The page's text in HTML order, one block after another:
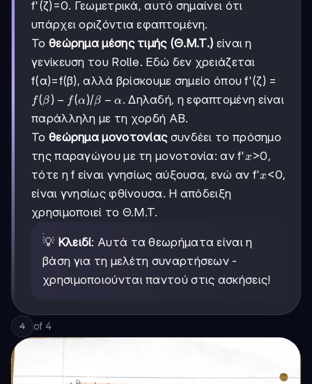
f'(ζ)=0. Γεωμετρικά, αυτό σημαίνει ότι
υπάρχει οριζόντια εφαπτομένη.
Το θεώρημα μέσης τιμής (Θ.Μ.Τ.) είναι η
γενίκευση του Rolle. Εδώ δεν χρειάζεται
f(α)=f(β), αλλά βρίσκουμε σημείο όπου f'(ζ) =
f(β)-
f(α)
f(β) − f(α)/β-
α
β − α. Δηλαδή, η εφαπτομένη είναι
παράλληλη με τη χορδή ΑΒ.
Το θεώρημα μονοτονίαςσυνδέει το πρόσημο
της παραγώγου με τη μονοτονία: αν f'x
x>0,
τότε η f είναι γνησίως αύξουσα, ενώ αν f'x
x<0,
είναι γνησίως φθίνουσα. Η απόδειξη
χρησιμοποιεί το Θ.Μ.Τ.
💡 Κλειδί: Αυτά τα θεωρήματα είναι η
βάση για τη μελέτη συναρτήσεων -
χρησιμοποιούνται παντού στις ασκήσεις!
4 of 4